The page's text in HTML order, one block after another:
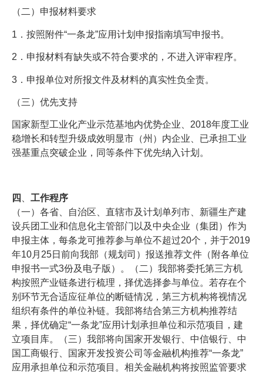
（二）申报材料要求
1．按照附件“一条龙”应用计划申报指南填写申报书。
2．申报材料有缺失或不符合要求的，不进入评审程序。
3．申报单位对所报文件及材料的真实性负全责。
（三）优先支持
国家新型工业化产业示范基地内优势企业、2018年度工业
稳增长和转型升级成效明显市（州）内企业、已承担工业
强基重点突破企业，同等条件下优先纳入计划。
四
工作程序
（一）各省、自治区、直辖市及计划单列市、新疆生产建
设兵团工业和信息化主管部门以及中央企业（集团）作为
申报主体，每条龙可推荐参与单位不超过20个，并于2019
年10月25日前向我部（规划司）报送推荐文件（附各单位
申报书一式3份及电子版）。（二）我部将委托第三方机
构按照产业链条进行梳理，择优选择参与单位。若存在个
别环节无合适应征单位的断链情况，第三方机构将视情况
组织有条件的单位补链。我部将结合第三方机构推荐结
果，择优确定“一条龙”应用计划承担单位和示范项目，建
立项目库。（三）我部将向国家开发银行、中信银行、中
国工商银行、国家开发投资公司等金融机构推荐“一条龙”
应用承担单位和示范项目。相关金融机构将按照监管要求